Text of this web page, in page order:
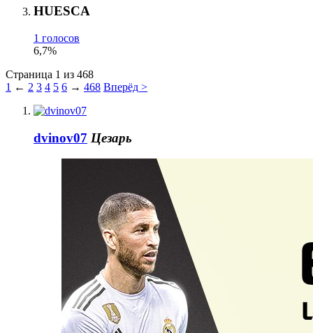
HUESCA
1 голосов
6,7%
Страница 1 из 468
1 ← 2 3 4 5 6 → 468 Вперёд >
dvinov07 Цезарь